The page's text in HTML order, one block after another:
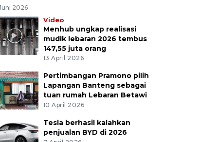
2026
Video
Menhub ungkap realisasi
mudik lebaran 2026 tembus
147,55 juta orang
13 April 2026
Pertimbangan Pramono pilih
Lapangan Banteng sebagai
tuan rumah Lebaran Betawi
10 April 2026
Tesla berhasil kalahkan
penjualan BYD di 2026